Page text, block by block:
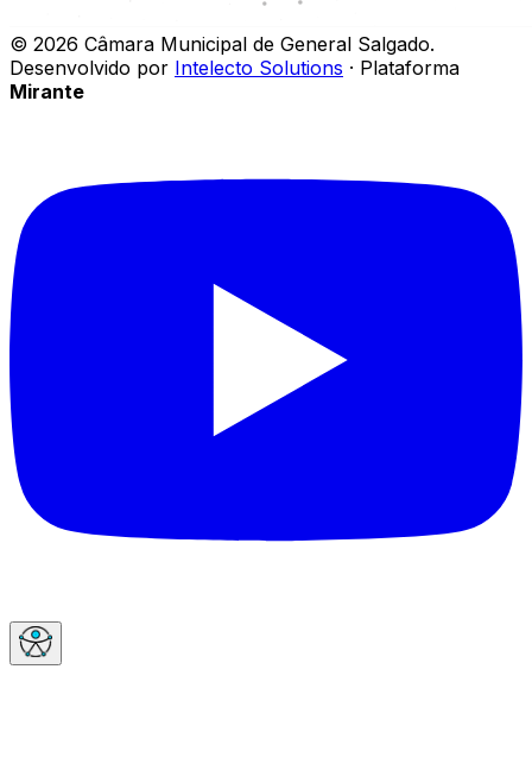
© 2026 Câmara Municipal de General Salgado.
Desenvolvido por Intelecto Solutions · Plataforma
Mirante